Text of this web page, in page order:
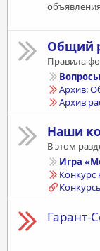
Общий
Правила
Архив:
Архив
Наши
В этом
Игра
Конкурс
Гарант-